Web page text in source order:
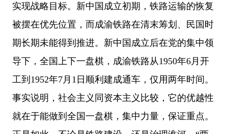
实现战略目标。新中国成立初期，铁路运输的恢复
被摆在优先位置，而成渝铁路在清末筹划、民国时
期长期未能得到推进。新中国成立后在党的集中领
导下，全国上下一盘棋，成渝铁路从1950年6月开
工到1952年7月1日顺利建成通车，仅用两年时间。
事实说明，社会主义同资本主义比较，它的优越性
就在于能做到全国一盘棋，集中力量，保证重点。